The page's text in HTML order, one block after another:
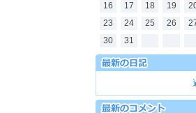
16
17 18 19
23
24 25 26
30
31